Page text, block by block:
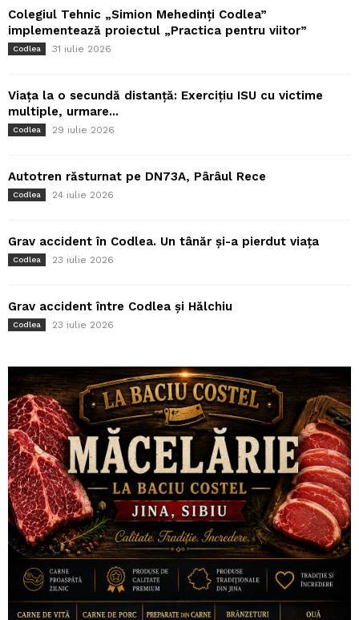
Colegiul Tehnic „Simion Mehedinți Codlea”
implementează proiectul „Practica pentru viitor”
Codlea 31 iulie 2026
Viața la o secundă distanță: Exercițiu ISU cu victime
multiple, urmare...
Codlea 29 iulie 2026
Autotren răsturnat pe DN73A, Pârâul Rece
Codlea 24 iulie 2026
Grav accident în Codlea. Un tânăr și-a pierdut viața
Codlea 23 iulie 2026
Grav accident între Codlea și Hălchiu
Codlea 23 iulie 2026